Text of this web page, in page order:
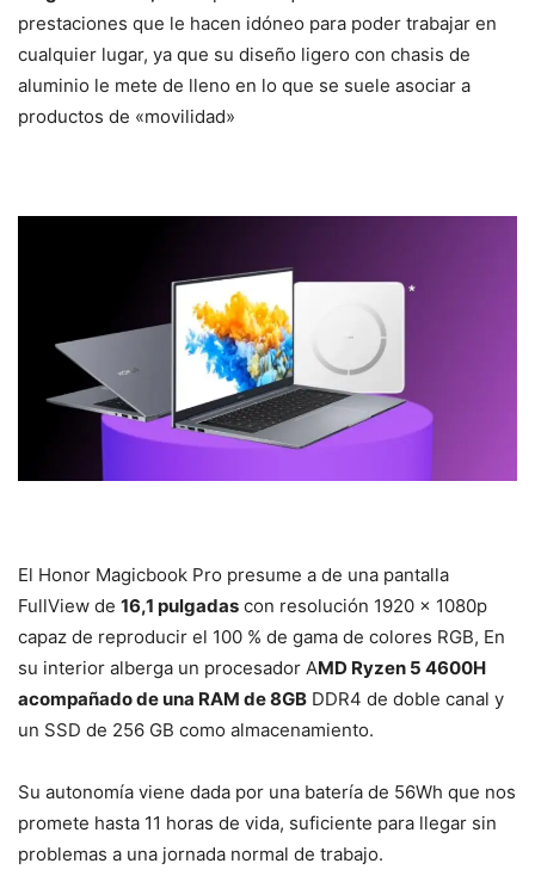
prestaciones que le hacen idóneo para poder trabajar en
cualquier lugar, ya que su diseño ligero con chasis de
aluminio le mete de lleno en lo que se suele asociar a
productos de «movilidad»
El Honor Magicbook Pro presume a de una pantalla
FullView de 16,1 pulgadas con resolución 1920 x 1080p
capaz de reproducir el 100 % de gama de colores RGB, En
su interior alberga un procesador AMD Ryzen 5 4600H
acompañado de una RAM de 8GB DDR4 de doble canal y
un SSD de 256 GB como almacenamiento.
Su autonomía viene dada por una batería de 56Wh que nos
promete hasta 11 horas de vida, suficiente para llegar sin
problemas a una jornada normal de trabajo.